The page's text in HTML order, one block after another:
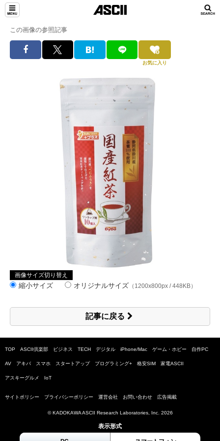
この画像の参照記事
お気に入り
画像サイズ切り替え
縮小サイズ オリジナルサイズ （1200x800px / 448KB）
記事に戻る
TOP ASCII倶楽部 ビジネス TECH デジタル iPhone/Mac ゲーム・ホビー 自作PC
AV アキバ スマホ スタートアップ プログラミング+ 格安SIM 家電ASCII
アスキーグルメ IoT
サイトポリシー プライバシーポリシー 運営会社 お問い合わせ 広告掲載
© KADOKAWA ASCII Research Laboratories, Inc. 2026
表示形式